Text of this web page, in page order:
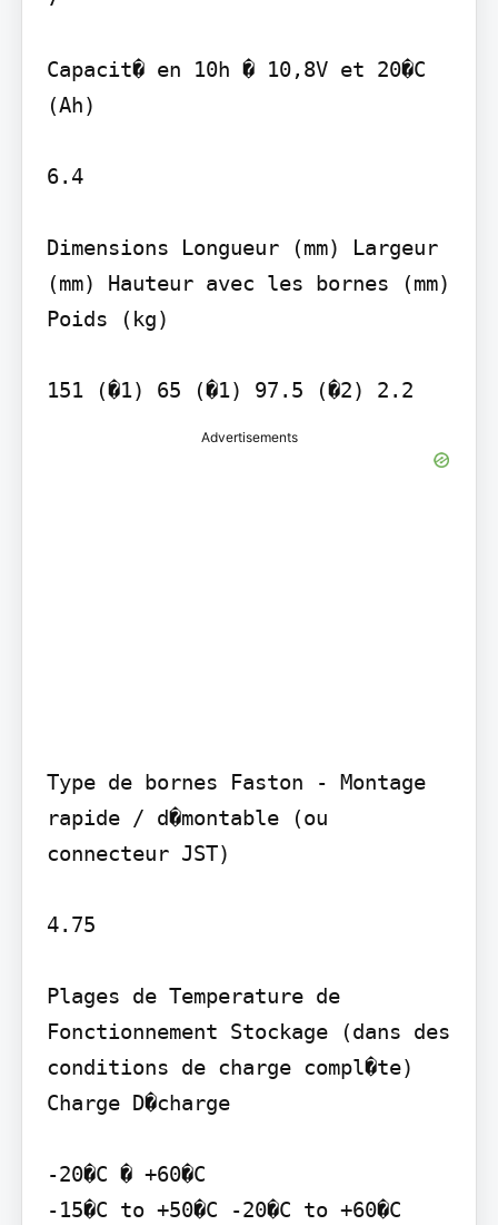
Capacit� en 10h � 10,8V et 20�C
(Ah)
6.4
Dimensions Longueur (mm) Largeur
(mm) Hauteur avec les bornes (mm)
Poids (kg)
151 (�1) 65 (�1) 97.5 (�2) 2.2
Advertisements
Type de bornes Faston - Montage
rapide / d�montable (ou
connecteur JST)
4.75
Plages de Temperature de
Fonctionnement Stockage (dans des
conditions de charge compl�te)
Charge D�charge
-20�C � +60�C
-15�C to +50�C -20�C to +60�C